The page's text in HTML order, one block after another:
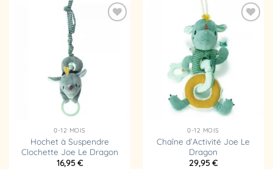
0-12 MOIS
Hochet à Suspendre
Clochette Joe Le Dragon
16,95€
0-12 MOIS
Chaîne d’Activité Joe Le
Dragon
29,95€